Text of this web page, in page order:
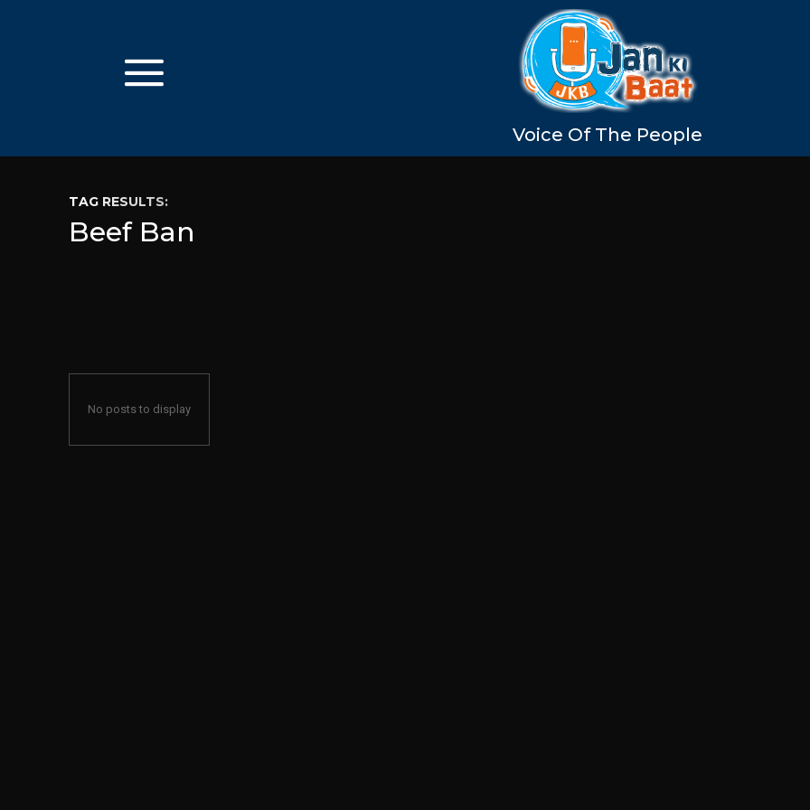
Voice Of The People
TAG RESULTS:
Beef Ban
No posts to display